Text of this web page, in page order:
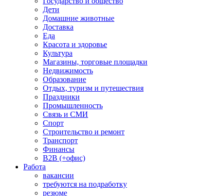
Дети
Домашние животные
Доставка
Еда
Красота и здоровье
Культура
Магазины, торговые площадки
Недвижимость
Образование
Отдых, туризм и путешествия
Праздники
Промышленность
Связь и СМИ
Спорт
Строительство и ремонт
Транспорт
Финансы
B2B (+офис)
Работа
вакансии
требуются на подработку
резюме